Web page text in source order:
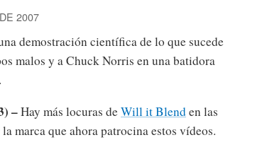
2007
demostración científica de lo que sucede
malos y a Chuck Norris en una batidora
–Hay más locuras deWill it Blenden las
la marca que ahora patrocina estos vídeos.